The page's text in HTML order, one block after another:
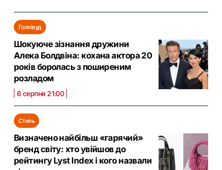
Голлівуд
Шокуюче зізнання дружини
Алека Болдвіна: кохана актора 20
років боролась з поширеним
розладом
6 серпня 21:00
Стиль
Визначено найбільш «гарячий»
бренд світу: хто увійшов до
рейтингу Lyst Index і кого назвали